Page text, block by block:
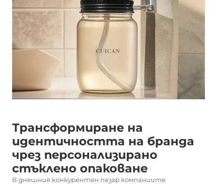
Трансформиране на
идентичността на бранда
чрез персонализирано
стъклено опаковане
В днешния конкурентен пазар компаниите